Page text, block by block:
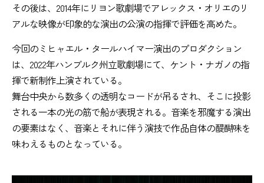
その後は、2014年にリヨン歌劇場でアレックス・オリエのリ
アルな映像が印象的な演出の公演の指揮で評価を高めた。
今回のミヒャエル・タールハイマー演出のプロダクション
は、2022年ハンブルク州立歌劇場にて、ケント・ナガノの指
揮で新制作上演されている。
舞台中央から数多くの透明なコードが吊るされ、そこに投影
される一本の光の筋で船が表現される。音楽を邪魔する演出
の要素はなく、音楽とそれに伴う演技で作品自体の醍醐味を
味わえるものとなっている。